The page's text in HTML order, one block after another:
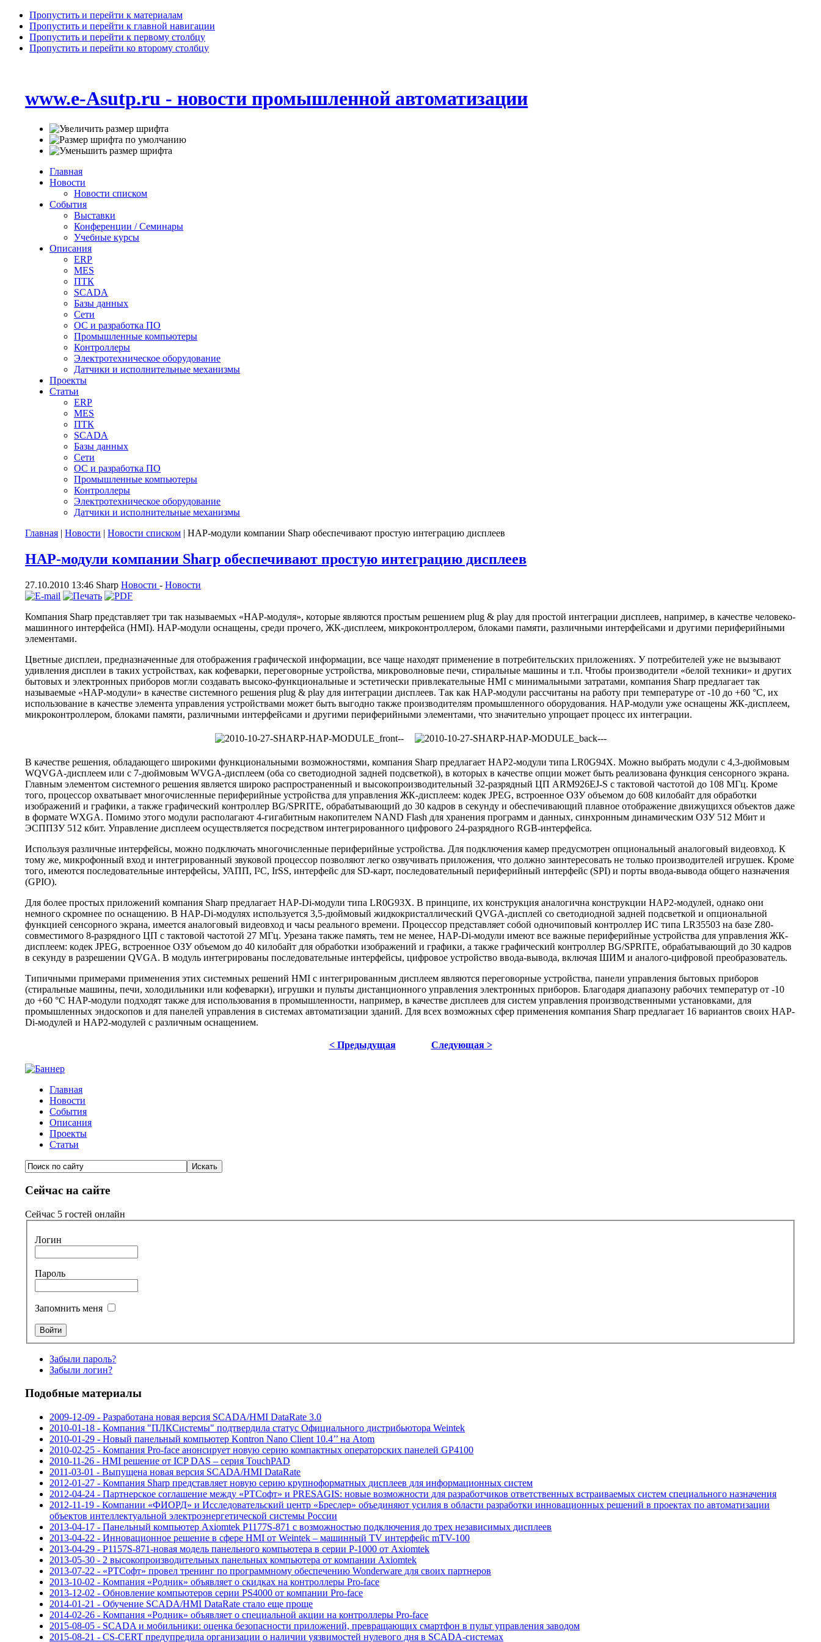
Пропустить и перейти к материалам
Пропустить и перейти к главной навигации
Пропустить и перейти к первому столбцу
Пропустить и перейти ко второму столбцу
www.e-Asutp.ru - новости промышленной автоматизации
Главная
Новости
Новости списком
События
Выставки
Конференции / Семинары
Учебные курсы
Описания
ERP
MES
ПТК
SCADA
Базы данных
Сети
ОС и разработка ПО
Промышленные компьютеры
Контроллеры
Электротехническое оборудование
Датчики и исполнительные механизмы
Проекты
Статьи
ERP
MES
ПТК
SCADA
Базы данных
Сети
ОС и разработка ПО
Промышленные компьютеры
Контроллеры
Электротехническое оборудование
Датчики и исполнительные механизмы
Главная |Новости |Новости списком | HAP-модули компании Sharp обеспечивают простую интеграцию дисплеев
HAP-модули компании Sharp обеспечивают простую интеграцию дисплеев
27.10.2010 13:46 SharpНовости-Новости
Компания Sharp представляет три так называемых «HAP-модуля», которые являются простым решением plug & play для простой интеграции дисплеев, например, в качестве человеко-
машинного интерфейса (HMI). HAP-модули оснащены, среди прочего, ЖК-дисплеем, микроконтроллером, блоками памяти, различными интерфейсами и другими периферийными
элементами.
Цветные дисплеи, предназначенные для отображения графической информации, все чаще находят применение в потребительских приложениях. У потребителей уже не вызывают
удивления дисплеи в таких устройствах, как кофеварки, переговорные устройства, микроволновые печи, стиральные машины и т.п. Чтобы производители «белой техники» и других
бытовых и электронных приборов могли создавать высоко-функциональные и эстетически привлекательные HMI с минимальными затратами, компания Sharp предлагает так
называемые «HAP-модули» в качестве системного решения plug & play для интеграции дисплеев. Так как HAP-модули рассчитаны на работу при температуре от -10 до +60 °C, их
использование в качестве элемента управления устройствами может быть выгодно также производителям промышленного оборудования. HAP-модули уже оснащены ЖК-дисплеем,
микроконтроллером, блоками памяти, различными интерфейсами и другими периферийными элементами, что значительно упрощает процесс их интеграции.
В качестве решения, обладающего широкими функциональными возможностями, компания Sharp предлагает HAP2-модули типа LR0G94X. Можно выбрать модули с 4,3-дюймовым
WQVGA-дисплеем или с 7-дюймовым WVGA-дисплеем (оба со светодиодной задней подсветкой), в которых в качестве опции может быть реализована функция сенсорного экрана.
Главным элементом системного решения является широко распространенный и высокопроизводительный 32-разрядный ЦП ARM926EJ-S с тактовой частотой до 108 МГц. Кроме
того, процессор охватывает многочисленные периферийные устройства для управления ЖК-дисплеем: кодек JPEG, встроенное ОЗУ объемом до 608 килобайт для обработки
изображений и графики, а также графический контроллер BG/SPRITE, обрабатывающий до 30 кадров в секунду и обеспечивающий плавное отображение движущихся объектов даже
в формате WXGA. Помимо этого модули располагают 4-гигабитным накопителем NAND Flash для хранения программ и данных, синхронным динамическим ОЗУ 512 Мбит и
ЭСППЗУ 512 кбит. Управление дисплеем осуществляется посредством интегрированного цифрового 24-разрядного RGB-интерфейса.
Используя различные интерфейсы, можно подключать многочисленные периферийные устройства. Для подключения камер предусмотрен опциональный аналоговый видеовход. К
тому же, микрофонный вход и интегрированный звуковой процессор позволяют легко озвучивать приложения, что должно заинтересовать не только производителей игрушек. Кроме
того, имеются последовательные интерфейсы, УАПП, I²C, IrSS, интерфейс для SD-карт, последовательный периферийный интерфейс (SPI) и порты ввода-вывода общего назначения
(GPIO).
Для более простых приложений компания Sharp предлагает HAP-Di-модули типа LR0G93X. В принципе, их конструкция аналогична конструкции HAP2-модулей, однако они
немного скромнее по оснащению. В HAP-Di-модулях используется 3,5-дюймовый жидкокристаллический QVGA-дисплей со светодиодной задней подсветкой и опциональной
функцией сенсорного экрана, имеется аналоговый видеовход и часы реального времени. Процессор представляет собой одночиповый контроллер ИС типа LR35503 на базе Z80-
совместимого 8-разрядного ЦП с тактовой частотой 27 МГц. Урезана также память, тем не менее, HAP-Di-модули имеют все важные периферийные устройства для управления ЖК-
дисплеем: кодек JPEG, встроенное ОЗУ объемом до 40 килобайт для обработки изображений и графики, а также графический контроллер BG/SPRITE, обрабатывающий до 30 кадров
в секунду в разрешении QVGA. В модуль интегрированы последовательные интерфейсы, цифровое устройство ввода-вывода, включая ШИМ и аналого-цифровой преобразователь.
Типичными примерами применения этих системных решений HMI с интегрированным дисплеем являются переговорные устройства, панели управления бытовых приборов
(стиральные машины, печи, холодильники или кофеварки), игрушки и пульты дистанционного управления электронных приборов. Благодаря диапазону рабочих температур от -10
до +60 °C HAP-модули подходят также для использования в промышленности, например, в качестве дисплеев для систем управления производственными установками, для
промышленных эндоскопов и для панелей управления в системах автоматизации зданий. Для всех возможных сфер применения компания Sharp предлагает 16 вариантов своих HAP-
Di-модулей и HAP2-модулей с различным оснащением.
< Предыдущая Следующая >
Главная
Новости
События
Описания
Проекты
Статьи
Сейчас на сайте
Сейчас 5 гостей онлайн
Логин
Пароль
Запомнить меня
Забыли пароль?
Забыли логин?
Подобные материалы
2009-12-09 - Разработана новая версия SCADA/HMI DataRate 3.0
2010-01-18 - Компания "ПЛКСистемы" подтвердила статус Официального дистрибьютора Weintek
2010-01-29 - Новый панельный компьютер Kontron Nano Client 10.4’’ на Atom
2010-02-25 - Компания Pro-face анонсирует новую серию компактных операторских панелей GP4100
2010-11-26 - HMI решение от ICP DAS – серия TouchPAD
2011-03-01 - Выпущена новая версия SCADA/HMI DataRate
2012-01-27 - Компания Sharp представляет новую серию крупноформатных дисплеев для информационных систем
2012-04-24 - Партнерское соглашение между «РТСофт» и PRESAGIS: новые возможности для разработчиков ответственных встраиваемых систем специального назначения
2012-11-19 - Компании «ФИОРД» и Исследовательский центр «Бреслер» объединяют усилия в области разработки инновационных решений в проектах по автоматизации
объектов интеллектуальной электроэнергетической системы России
2013-04-17 - Панельный компьютер Axiomtek P1177S-871 с возможностью подключения до трех независимых дисплеев
2013-04-22 - Инновационное решение в сфере HMI от Weintek – машинный TV интерфейс mTV-100
2013-04-29 - P1157S-871-новая модель панельного компьютера в серии P-1000 от Axiomtek
2013-05-30 - 2 высокопроизводительных панельных компьютера от компании Axiomtek
2013-07-22 - «РТСофт» провел тренинг по программному обеспечению Wonderware для своих партнеров
2013-10-02 - Компания «Родник» объявляет о скидках на контроллеры Pro-face
2013-12-02 - Обновление компьютеров серии PS4000 от компании Pro-face
2014-01-21 - Обучение SCADA/HMI DataRate стало еще проще
2014-02-26 - Компания «Родник» объявляет о специальной акции на контроллеры Pro-face
2015-08-05 - SCADA и мобильники: оценка безопасности приложений, превращающих смартфон в пульт управления заводом
2015-08-21 - CS-CERT предупредила организации о наличии уязвимостей нулевого дня в SCADA-системах